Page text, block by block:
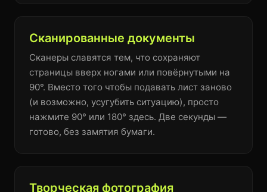
Сканированные документы
Сканеры славятся тем, что сохраняют
страницы вверх ногами или повёрнутыми на
90°. Вместо того чтобы подавать лист заново
(и возможно, усугубить ситуацию), просто
нажмите 90° или 180° здесь. Две секунды —
готово, без замятия бумаги.
Творческая фотография